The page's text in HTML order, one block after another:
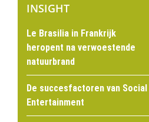
INSIGHT
Le Brasilia in Frankrijk
heropent na verwoestende
natuurbrand
De succesfactoren van Social
Entertainment